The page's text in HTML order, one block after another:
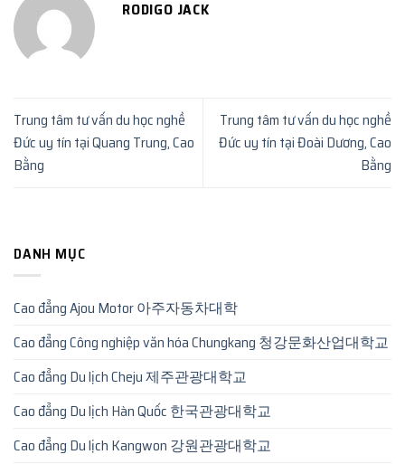
RODIGO JACK
Trung tâm tư vấn du học nghề
Đức uy tín tại Quang Trung, Cao
Bằng
Trung tâm tư vấn du học nghề
Đức uy tín tại Đoài Dương, Cao
Bằng
DANH MỤC
Cao đẳng Ajou Motor 아주자동차대학
Cao đẳng Công nghiệp văn hóa Chungkang 청강문화산업대학교
Cao đẳng Du lịch Cheju 제주관광대학교
Cao đẳng Du lịch Hàn Quốc 한국관광대학교
Cao đẳng Du lịch Kangwon 강원관광대학교